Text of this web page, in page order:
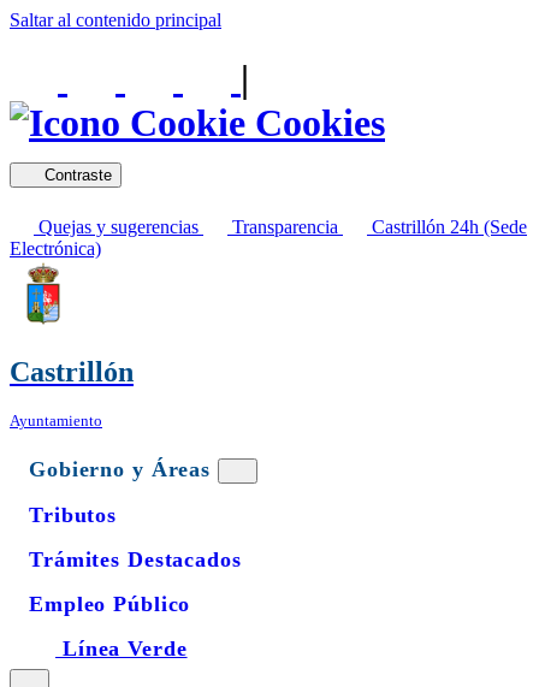
Saltar al contenido principal
|
Cookies
Contraste
Quejas y sugerencias Transparencia
Castrillón 24h (Sede
Electrónica)
Castrillón
Ayuntamiento
Gobierno y Áreas
Tributos
Trámites Destacados
Empleo Público
Línea Verde